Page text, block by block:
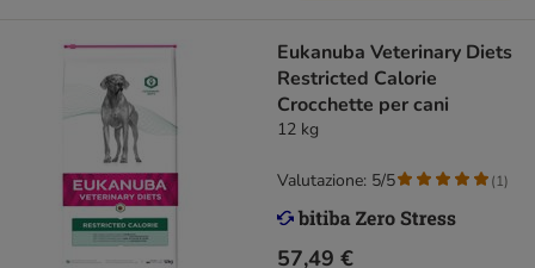
Eukanuba Veterinary Diets
Restricted Calorie
Crocchette per cani
12 kg
57,49 €
Valutazione: 5/5 (1)